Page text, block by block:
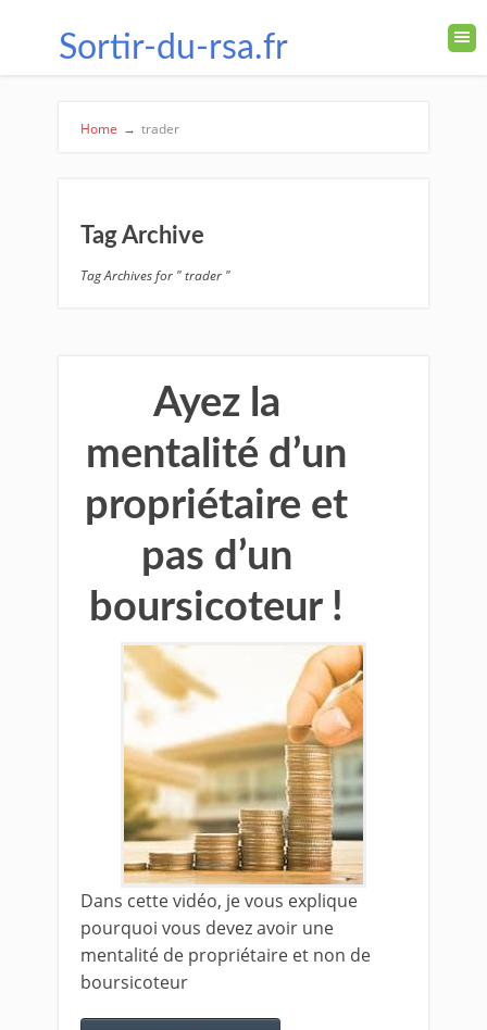
Sortir-du-rsa.fr
Home → trader
Tag Archive
Tag Archives for " trader "
Ayez la
mentalité d’un
propriétaire et
pas d’un
boursicoteur !
Dans cette vidéo, je vous explique
pourquoi vous devez avoir une
mentalité de propriétaire et non de
boursicoteur